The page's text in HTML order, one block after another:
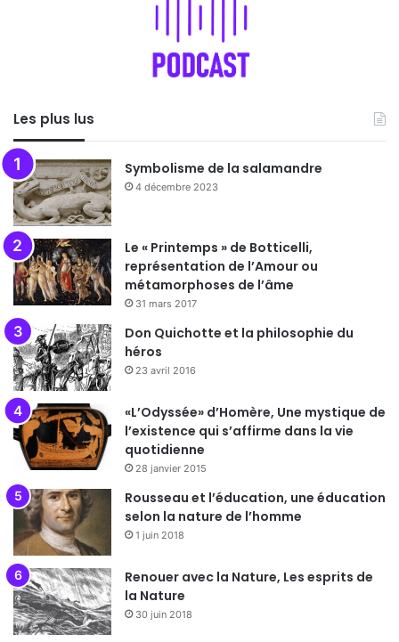
Les plus lus
Symbolisme de la salamandre
4 décembre 2023
Le « Printemps » de Botticelli,
représentation de l’Amour ou
métamorphoses de l’âme
31 mars 2017
Don Quichotte et la philosophie du
héros
23 avril 2016
«L’Odyssée» d’Homère, Une mystique de
l’existence qui s’affirme dans la vie
quotidienne
28 janvier 2015
Rousseau et l’éducation, une éducation
selon la nature de l’homme
1 juin 2018
Renouer avec la Nature, Les esprits de
la Nature
30 juin 2018